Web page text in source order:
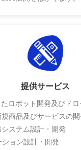
提供サービス
ロボット開発及びド
商品及びサービスの開
ステム設計・開発
ョン設計・開発